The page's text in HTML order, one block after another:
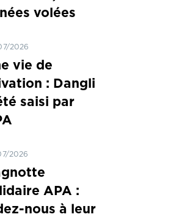
volées
2026
vie de
: Dangli
saisi par
2026
APA :
nous à leur